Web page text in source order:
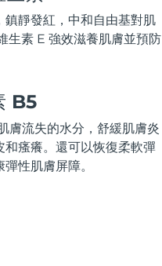
靜發紅，中和自由基對肌
生素 E 強效滋養肌膚並預防
B5
膚流失的水分，舒緩肌膚炎
瘙癢。還可以恢復柔軟彈
性肌膚屏障。
devices
massagers
理
essentials Gel